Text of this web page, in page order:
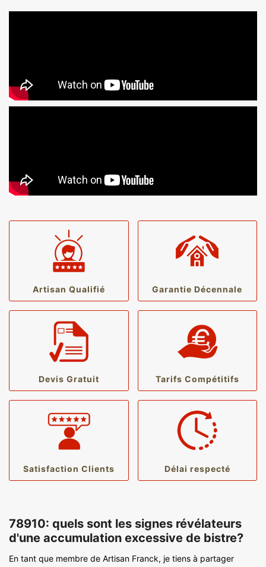
Artisan Qualifié Garantie Décennale
Devis Gratuit Tarifs Compétitifs
Satisfaction Clients Délai respecté
78910: quels sont les signes révélateurs
d'une accumulation excessive de bistre?
En tant que membre de Artisan Franck, je tiens à partager